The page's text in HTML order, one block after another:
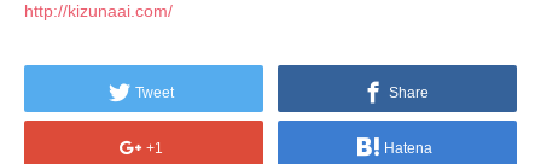
http://kizunaai.com/
Tweet Share
+1 Hatena